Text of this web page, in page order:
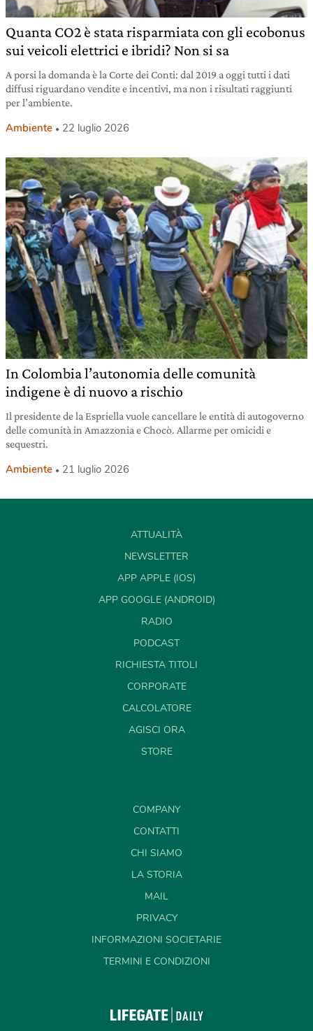
Quanta CO2 è stata risparmiata con gli ecobonus
sui veicoli elettrici e ibridi? Non si sa
A porsi la domanda è la Corte dei Conti: dal 2019 a oggi tutti i dati
diffusi riguardano vendite e incentivi, ma non i risultati raggiunti
per l’ambiente.
Ambiente 22 luglio 2026
In Colombia l’autonomia delle comunità
indigene è di nuovo a rischio
Il presidente de la Espriella vuole cancellare le entità di autogoverno
delle comunità in Amazzonia e Chocò. Allarme per omicidi e
sequestri.
Ambiente 21 luglio 2026
ATTUALITÀ
NEWSLETTER
APP APPLE (IOS)
APP GOOGLE (ANDROID)
RADIO
PODCAST
RICHIESTA TITOLI
CORPORATE
CALCOLATORE
AGISCI ORA
STORE
COMPANY
CONTATTI
CHI SIAMO
LA STORIA
MAIL
PRIVACY
INFORMAZIONI SOCIETARIE
TERMINI E CONDIZIONI